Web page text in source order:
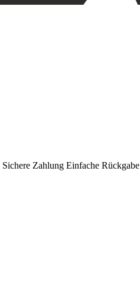
Sichere Zahlung Einfache Rückgabe